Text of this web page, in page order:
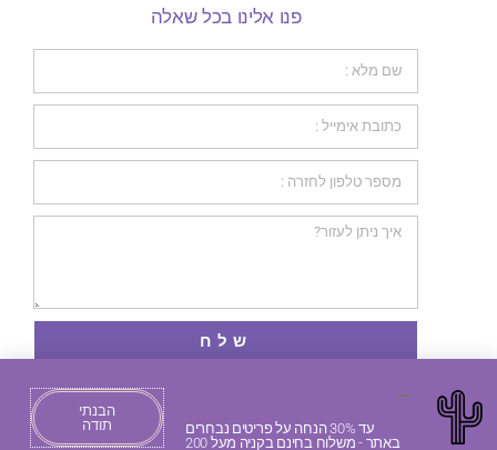
פנו אלינו בכל שאלה
שלח
כל הזכויות שמורות 2026 © PURPLE BEARD
עד 30% הנחה על פריטים נבחרים
באתר - משלוח בחינם בקניה מעל 200
הבנתי
תודה